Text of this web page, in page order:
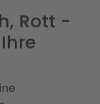
Rott -